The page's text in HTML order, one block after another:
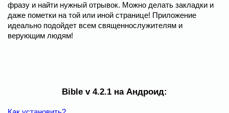
фразу и найти нужный отрывок. Можно делать закладки и
даже пометки на той или иной странице! Приложение
идеально подойдет всем священнослужителям и
верующим людям!
Bible v 4.2.1 на Андроид: